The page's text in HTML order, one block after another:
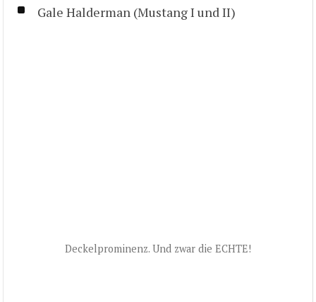
Gale Halderman (Mustang I und II)
Deckelprominenz. Und zwar die ECHTE!